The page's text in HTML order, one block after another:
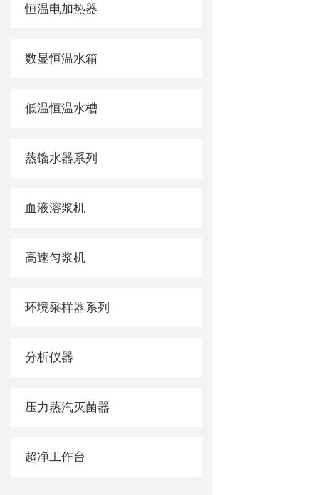
恒温电加热器
数显恒温水箱
低温恒温水槽
蒸馏水器系列
血液溶浆机
高速匀浆机
环境采样器系列
分析仪器
压力蒸汽灭菌器
超净工作台